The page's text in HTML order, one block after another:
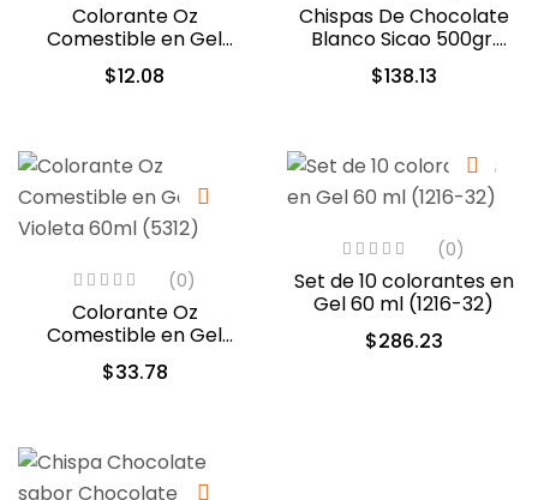
Colorante Oz
Comestible en Gel
Negro 10 ml (558)
$12.08
Chispas De Chocolate
Blanco Sicao 500gr.
(1922-A99)
$138.13
(0)
Colorante Oz
Comestible en Gel
Violeta 60ml (5312)
$33.78
(0)
Set de 10 colorantes en
Gel 60 ml (1216-32)
$286.23